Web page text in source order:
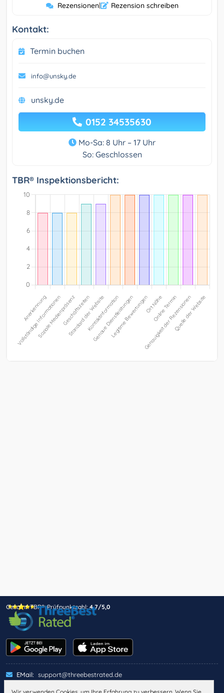
Rezensionen| Rezension schreiben
Kontakt:
Termin buchen
info@unsky.de
unsky.de
0152 34535630
Mo-Sa: 8 Uhr – 17 Uhr
So: Geschlossen
TBR® Inspektionsbericht:
Gesamt-TBR®-Prüfpunktzahl:4,7/5,0
EMail: support@threebestrated.de